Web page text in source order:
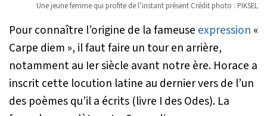
Une jeune femme qui profite de l’instant présent Crédit photo : PIKSEL
Pour connaître l’origine de la fameuse expression «
Carpe diem », il faut faire un tour en arrière,
notamment au Ier siècle avant notre ère. Horace a
inscrit cette locution latine au dernier vers de l’un
des poèmes qu’il a écrits (livre I des Odes). La